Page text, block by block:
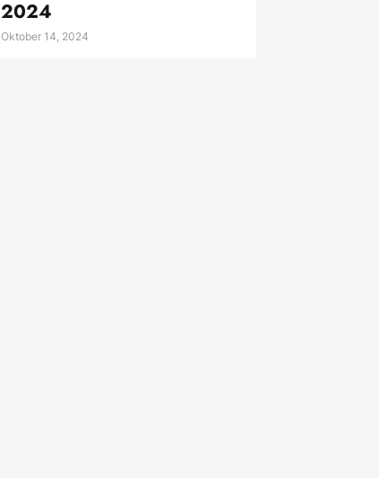
2024
Oktober 14, 2024